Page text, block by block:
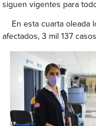
siguen vigentes para
En esta cuarta oleada
afectados, 3 mil 137